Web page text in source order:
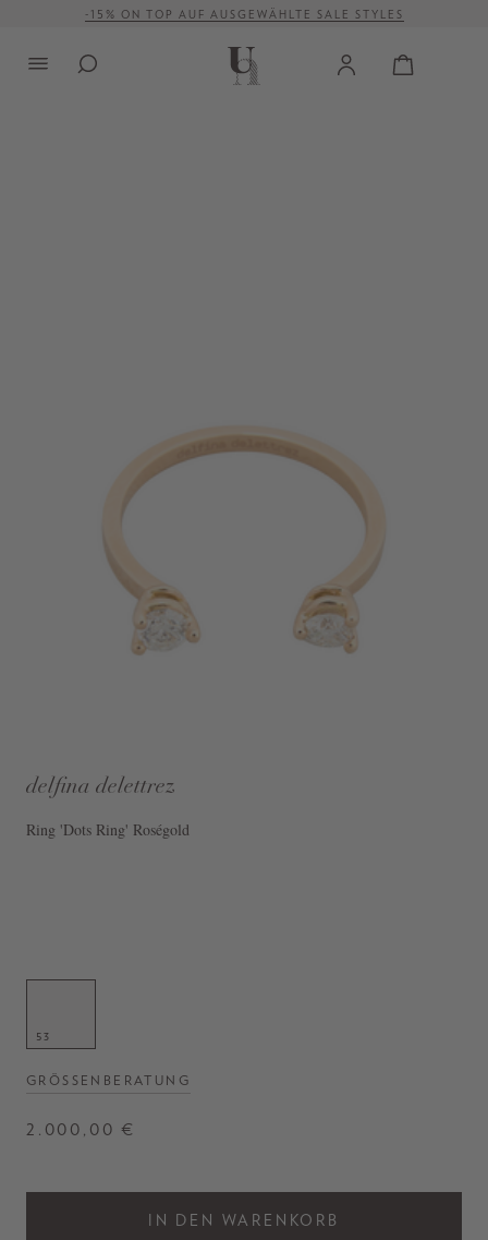
springen-15% ON TOP AUF AUSGEWÄHLTE SALE STYLES
delfina delettrez
Ring 'Dots Ring' Roségold
53
GRÖSSENBERATUNG
2.000,00 €
IN DEN WARENKORB